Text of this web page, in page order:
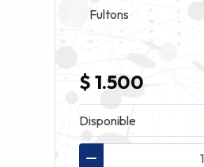
Fultons
$ 1.500
Disponible